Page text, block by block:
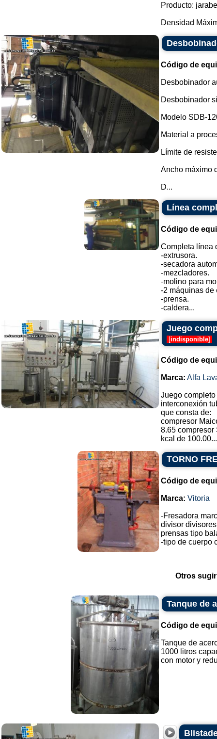
Producto:
Densidad
Código de
Desbobinador
Desbobinador
Modelo SDB-
Material a
Límite de
Ancho máximo
D...
Línea
Código de
Completa línea
-extrusora.
-secadora
-mezcladores.
-molino para
-2 máquinas de
-prensa.
-caldera...
Juego
[indisponible]
Código de
Marca: Alfa
Juego
interconexión
que consta de:
compresor
8.65 compresor
kcal de 100.00...
TORNO
Código de
Marca: Vitoria
-Fresadora
divisor
prensas tipo
-tipo de cuerpo
Otros
Tanque de
Código de
Tanque de
1000 litros
con motor y